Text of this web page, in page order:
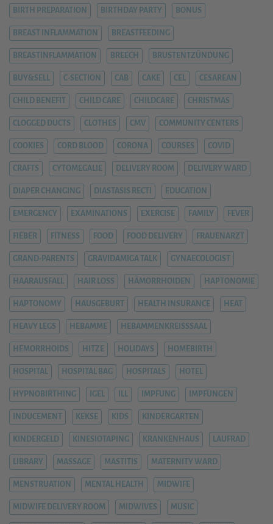
BIRTH PREPARATION BIRTHDAY PARTY BONUS
BREAST INFLAMMATION BREASTFEEDING
BREASTINFLAMMATION BREECH BRUSTENTZÜNDUNG
BUY&SELL C-SECTION CAB CAKE CEL CESAREAN
CHILD BENEFIT CHILD CARE CHILDCARE CHRISTMAS
CLOGGED DUCTS CLOTHES CMV COMMUNITY CENTERS
COOKIES CORD BLOOD CORONA COURSES COVID
CRAFTS CYTOMEGALIE DELIVERY ROOM DELIVERY WARD
DIAPER CHANGING DIASTASIS RECTI EDUCATION
EMERGENCY EXAMINATIONS EXERCISE FAMILY FEVER
FIEBER FITNESS FOOD FOOD DELIVERY FRAUENARZT
GRAND-PARENTS GRAVIDAMIGA TALK GYNAECOLOGIST
HAARAUSFALL HAIR LOSS HÄMORRHOIDEN HAPTONOMIE
HAPTONOMY HAUSGEBURT HEALTH INSURANCE HEAT
HEAVY LEGS HEBAMME HEBAMMENKREISSSAAL
HEMORRHOIDS HITZE HOLIDAYS HOMEBIRTH
HOSPITAL HOSPITAL BAG HOSPITALS HOTEL
HYPNOBIRTHING IGEL ILL IMPFUNG IMPFUNGEN
INDUCEMENT KEKSE KIDS KINDERGARTEN
KINDERGELD KINESIOTAPING KRANKENHAUS LAUFRAD
LIBRARY MASSAGE MASTITIS MATERNITY WARD
MENSTRUATION MENTAL HEALTH MIDWIFE
MIDWIFE DELIVERY ROOM MIDWIVES MUSIC